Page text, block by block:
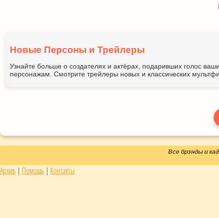
Новые Персоны и Трейлеры
Узнайте больше о создателях и актёрах, подаривших голос
персонажам. Смотрите трейлеры новых и классических
Все брэнды и
Архив | Помощь | Контакты